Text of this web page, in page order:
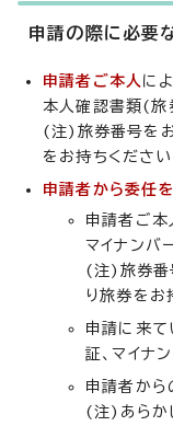
申請の際に必要
申請者ご本人 に
本人確認書類(旅
(注)旅券番号をお
をお持ちください
申請者から委任
申請者ご本
マイナンバ
(注)旅券番
り旅券をお
申請に来て
証、マイナ
申請者から
(注)あらか